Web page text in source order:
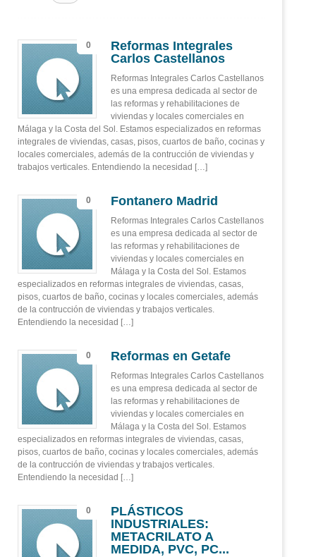
0
Reformas Integrales
Carlos Castellanos
Reformas Integrales Carlos Castellanos
es una empresa dedicada al sector de
las reformas y rehabilitaciones de
viviendas y locales comerciales en
Málaga y la Costa del Sol. Estamos especializados en reformas
integrales de viviendas, casas, pisos, cuartos de baño, cocinas y
locales comerciales, además de la contrucción de viviendas y
trabajos verticales. Entendiendo la necesidad […]
0 Fontanero Madrid
Reformas Integrales Carlos Castellanos
es una empresa dedicada al sector de
las reformas y rehabilitaciones de
viviendas y locales comerciales en
Málaga y la Costa del Sol. Estamos
especializados en reformas integrales de viviendas, casas,
pisos, cuartos de baño, cocinas y locales comerciales, además
de la contrucción de viviendas y trabajos verticales.
Entendiendo la necesidad […]
0 Reformas en Getafe
Reformas Integrales Carlos Castellanos
es una empresa dedicada al sector de
las reformas y rehabilitaciones de
viviendas y locales comerciales en
Málaga y la Costa del Sol. Estamos
especializados en reformas integrales de viviendas, casas,
pisos, cuartos de baño, cocinas y locales comerciales, además
de la contrucción de viviendas y trabajos verticales.
Entendiendo la necesidad […]
0
PLÁSTICOS
INDUSTRIALES:
METACRILATO A
MEDIDA, PVC, PC...